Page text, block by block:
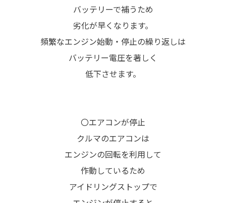
バッテリーで補うため
劣化が早くなります。
頻繁なエンジン始動・停止の繰り返しは
バッテリー電圧を著しく
低下させます。
〇エアコンが停止
クルマのエアコンは
エンジンの回転を利用して
作動しているため
アイドリングストップで